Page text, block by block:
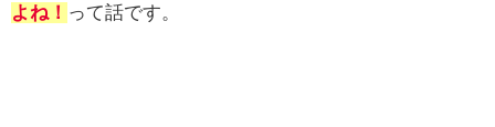
よね！ って話です。